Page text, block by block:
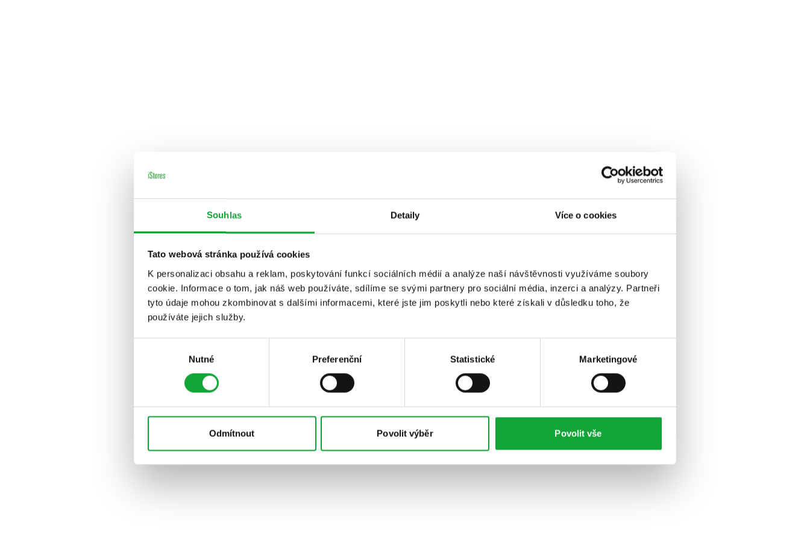
Souhlas Detaily Více o cookies
Tato webová stránka používá cookies
K personalizaci obsahu a reklam, poskytování funkcí sociálních médií a analýze naší návštěvnosti využíváme soubory
cookie. Informace o tom, jak náš web používáte, sdílíme se svými partnery pro sociální média, inzerci a analýzy. Partneři
tyto údaje mohou zkombinovat s dalšími informacemi, které jste jim poskytli nebo které získali v důsledku toho, že
používáte jejich služby.
Nutné Preferenční Statistické Marketingové
Odmítnout Povolit výběr Povolit vše